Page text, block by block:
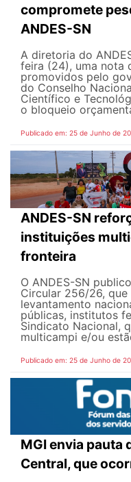
compromete
ANDES-SN
A diretoria do
feira (24), uma nota
promovidos pelo
do Conselho
Científico e
o bloqueio
Publicado em: 25 de Junho de
ANDES-SN
instituições
fronteira
O ANDES-SN
Circular 256/26,
levantamento
públicas, institutos
Sindicato Nacional,
multicampi e/ou
Publicado em: 25 de Junho de
MGI envia pauta
Central, que